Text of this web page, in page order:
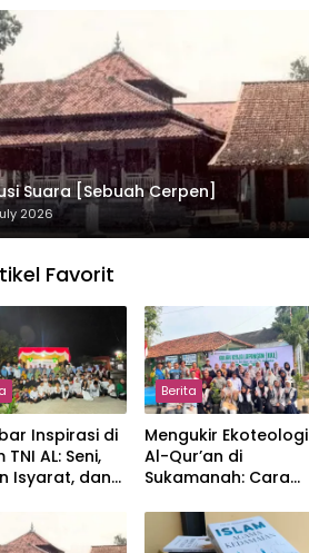
Suara [Sebuah Cerpen]
2026
Favorit
Inspirasi di
TNI AL: Seni,
Isyarat, dan
Berita
Mengukir Ekoteologi
Al-Qur’an di
Sukamanah: Cara
Jakarta Menjaga
Bumi Jonggol